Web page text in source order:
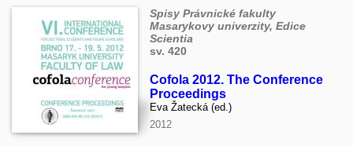
Spisy Právnické fakulty
Masarykovy univerzity, Edice
Scientia
sv. 420
Cofola 2012. The Conference
Proceedings
Eva Žatecká (ed.)
2012